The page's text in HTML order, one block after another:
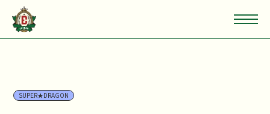
SUPER★DRAGON